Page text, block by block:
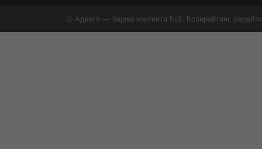
© Адвего — биржа контента №1. Копирайтинг,